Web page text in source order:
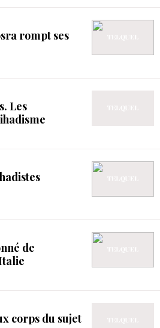
rompt ses
Les
de
corps du sujet